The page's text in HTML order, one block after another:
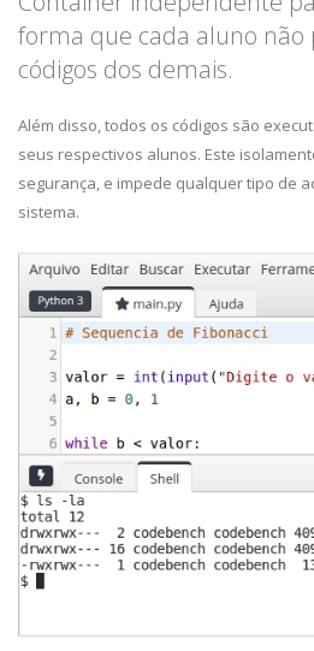
forma que cada aluno não
códigos dos demais.
Além disso, todos os códigos são
seus respectivos alunos. Este
segurança, e impede qualquer tipo de
sistema.